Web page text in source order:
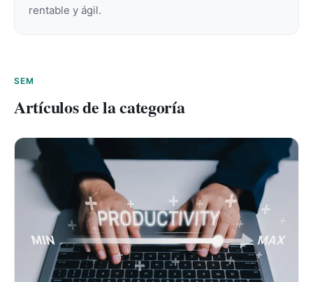
rentable y ágil.
SEM
Artículos de la categoría